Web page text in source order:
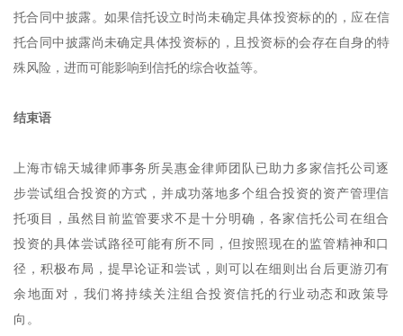
托合同中披露。如果信托设立时尚未确定具体投资标的的，应在信
托合同中披露尚未确定具体投资标的，且投资标的会存在自身的特
殊风险，进而可能影响到信托的综合收益等。
结束语
上海市锦天城律师事务所吴惠金律师团队已助力多家信托公司逐
步尝试组合投资的方式，并成功落地多个组合投资的资产管理信
托项目，虽然目前监管要求不是十分明确，各家信托公司在组合
投资的具体尝试路径可能有所不同，但按照现在的监管精神和口
径，积极布局，提早论证和尝试，则可以在细则出台后更游刃有
余地面对，我们将持续关注组合投资信托的行业动态和政策导
向。